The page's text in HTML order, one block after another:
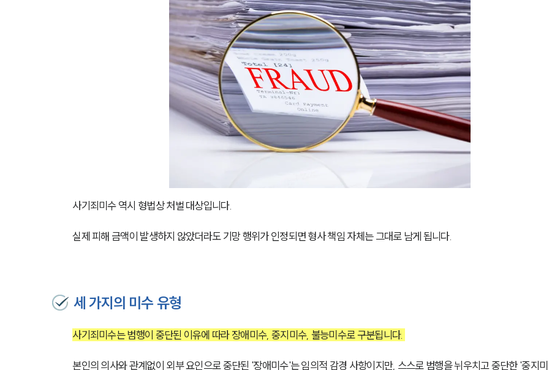
사기죄미수 역시 형법상 처벌 대상입니다.
실제 피해 금액이 발생하지 않았더라도 기망 행위가 인정되면 형사 책임 자체는 그대로 남게 됩니다.
세 가지의 미수 유형
사기죄미수는 범행이 중단된 이유에 따라 장애미수, 중지미수, 불능미수로 구분됩니다.
본인의 의사와 관계없이 외부 요인으로 중단된 '장애미수'는 임의적 감경 사항이지만, 스스로 범행을 뉘우치고 중단한 '중지미